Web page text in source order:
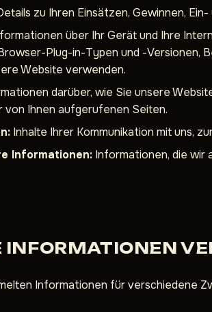
zu Ihren Einsätzen, Gewinnen,
über Ihr Gerät und Ihre
Plug-in-Typen und -Versionen,
Website verwenden.
darüber, wie Sie unsere
von Ihnen aufgerufenen Seiten.
Inhalte Ihrer Kommunikation mit uns,
Informationen: Informationen, die wir
INFORMATIONEN
Informationen für verschiedene